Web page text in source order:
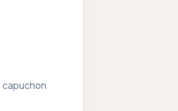
capuchon